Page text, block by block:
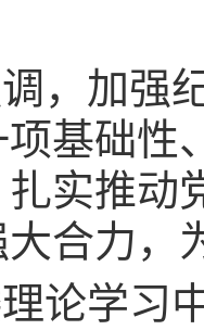
，加强
基础性
实推动
合力，
论学习